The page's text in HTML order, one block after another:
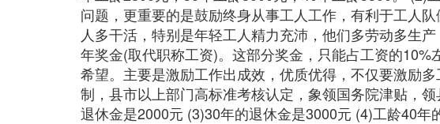
问题，更重要的是鼓励终身从事工人工作，有利于工人
人多干活，特别是年轻工人精力充沛，他们多劳动多生
年奖金(取代职称工资)。这部分奖金，只能占工资的
希望。主要是激励工作出成效，优质优得，不仅要激励
制，县市以上部门高标准考核认定，象领国务院津贴，
退休金是2000元 (3)30年的退休金是3000元 (4)工龄40年